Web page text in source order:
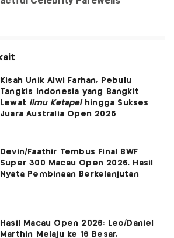
Kisah Unik Alwi Farhan, Pebulu
Tangkis Indonesia yang Bangkit
Lewat Ilmu Ketapelhingga Sukses
Juara Australia Open 2026
Devin/Faathir Tembus Final BWF
Super 300 Macau Open 2026, Hasil
Nyata Pembinaan Berkelanjutan
Hasil Macau Open 2026: Leo/Daniel
Marthin Melaju ke 16 Besar,